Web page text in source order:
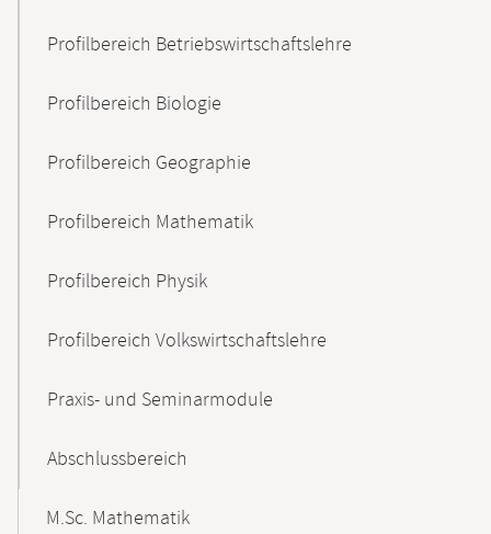
Profilbereich Betriebswirtschaftslehre
Profilbereich Biologie
Profilbereich Geographie
Profilbereich Mathematik
Profilbereich Physik
Profilbereich Volkswirtschaftslehre
Praxis- und Seminarmodule
Abschlussbereich
M.Sc. Mathematik